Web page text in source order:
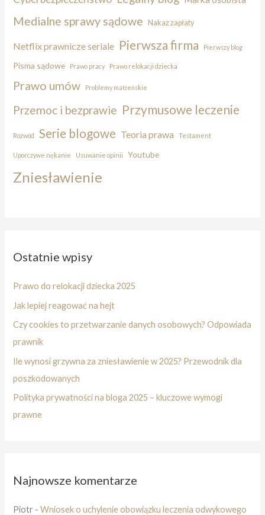
Medialne sprawy sądowe Nakaz zapłaty
Netflix prawnicze seriale Pierwsza firma Pierwszy blog
Pisma sądowe Prawo pracy Prawo relokacji dziecka
Prawo umów Problemy małżeńskie
Przemoc i bezprawie Przymusowe leczenie
Rozwód Serie blogowe Teoria prawa Testament
Uporczywe nękanie Usuwanie opinii Youtube
Zniesławienie
Ostatnie wpisy
Prawo do relokacji dziecka 2025
Jak lepiej reagować na hejt
Czy cookies to przetwarzanie danych osobowych? Odpowiada
prawnik
Ile wynosi grzywna za zniesławienie w 2025? Przewodnik dla
poszkodowanych
Polityka prywatności na bloga 2025 – kluczowe wymogi
prawne
Najnowsze komentarze
Piotr -Wniosek o uchylenie obowiązku leczenia odwykowego